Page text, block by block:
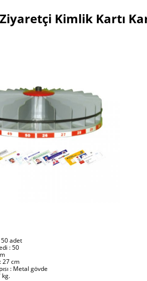
Kimlik Kartı
50 adet
: 50
27 cm
: Metal gövde
kg.